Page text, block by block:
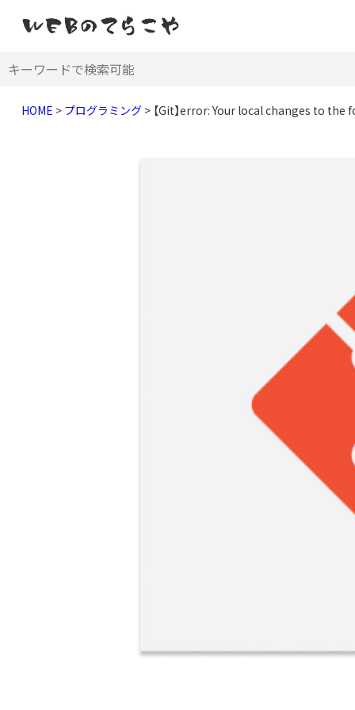
HOME > プログラミング> 【Git】error: Your local changes to